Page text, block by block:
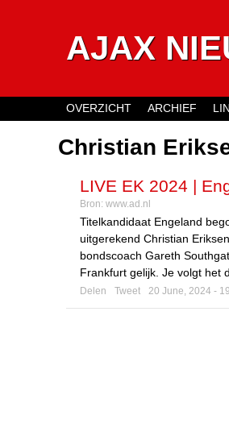
AJAX
Christian
LIVE EK 2024 |
pakt de leiding in
Bron: www.ad.nl
Titelkandidaat Engeland
uitgerekend Christian
bondscoach Gareth
Frankfurt gelijk. Je volgt het
Delen Tweet 20 June, 2024 -
OVERZICHT ARCHIEF